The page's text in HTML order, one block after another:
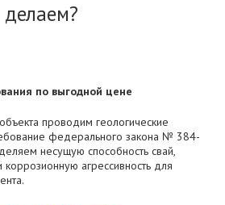
по выгодной цене
проводим геологические
федерального закона № 384-
несущую способность свай,
агрессивность для